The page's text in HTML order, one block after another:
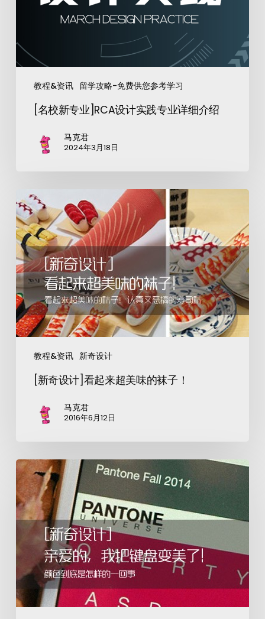
教程&资讯 留学攻略-免费供您参考学习
[名校新专业]RCA设计实践专业详细介绍
马克君
2024年3月18日
教程&资讯 新奇设计
[新奇设计]看起来超美味的袜子！
马克君
2016年6月12日